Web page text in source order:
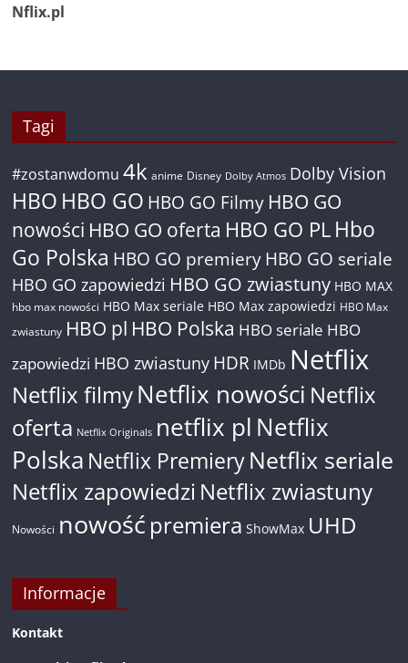
Nflix.pl
Tagi
#zostanwdomu 4k anime Disney Dolby Atmos Dolby Vision
HBO HBO GO HBO GO Filmy HBO GO
nowości HBO GO oferta HBO GO PL Hbo
Go Polska HBO GO premiery HBO GO seriale
HBO GO zapowiedzi HBO GO zwiastuny HBO MAX
hbo max nowości HBO Max seriale HBO Max zapowiedzi HBO Max
zwiastuny HBO pl HBO Polska HBO seriale HBO
zapowiedzi HBO zwiastuny HDR IMDb Netflix
Netflix filmyNetflix nowości Netflix
oferta Netflix Originals netflix pl Netflix
Polska Netflix PremieryNetflix seriale
Netflix zapowiedzi Netflix zwiastuny
Nowości nowość premiera ShowMax UHD
Informacje
Kontakt